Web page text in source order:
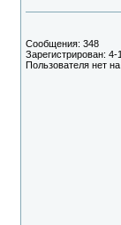
Сообщения: 348
Зарегистрирован: 4-
Пользователя нет